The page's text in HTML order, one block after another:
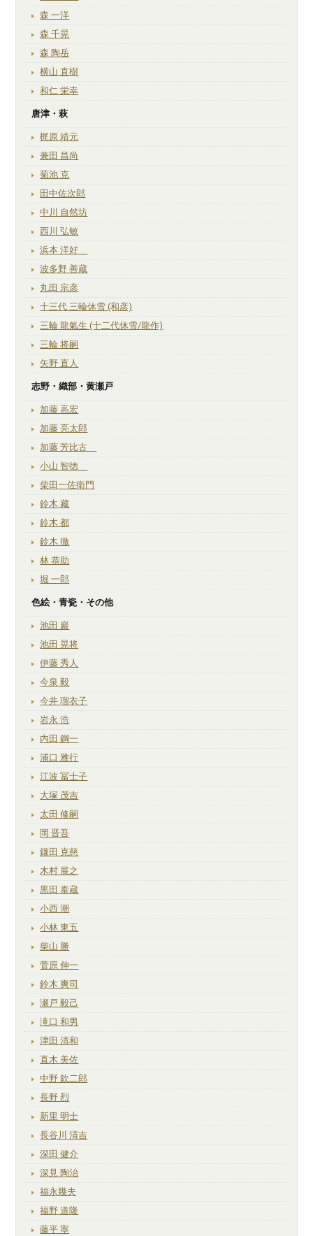
森 一洋
森 千晃
森 陶岳
横山 直樹
和仁 栄幸
唐津・萩
梶原 靖元
兼田 昌尚
菊池 克
田中佐次郎
中川 自然坊
西川 弘敏
浜本 洋好
波多野 善蔵
丸田 宗彦
十三代 三輪休雪 (和彦)
三輪 龍氣生 (十二代休雪/龍作)
三輪 将嗣
矢野 直人
志野・織部・黄瀬戸
加藤 高宏
加藤 亮太郎
加藤 芳比古
小山 智徳
柴田一佐衛門
鈴木 藏
鈴木 都
鈴木 徹
林 恭助
堀 一郎
色絵・青瓷・その他
池田 巖
池田 晃将
伊藤 秀人
今泉 毅
今井 瑠衣子
岩永 浩
内田 鋼一
浦口 雅行
江波 冨士子
大塚 茂吉
太田 修嗣
岡 晋吾
鎌田 克慈
木村 展之
黒田 泰蔵
小西 潮
小林 東五
柴山 勝
菅原 伸一
鈴木 爽司
瀬戸 毅己
滝口 和男
津田 清和
直木 美佐
中野 欽二郎
長野 烈
新里 明士
長谷川 清吉
深田 健介
深見 陶治
福永幾夫
福野 道隆
藤平 寧